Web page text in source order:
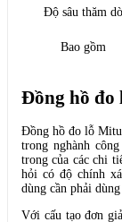
Độ sâu thăm dò
Bao gồm
Đồng hồ
Đồng hồ đo lỗ
trong nghành
trong của các chi
hỏi có độ chính
dùng cần phải
Với cấu tạo đơn